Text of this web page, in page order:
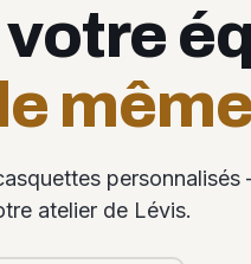
atelier de Lévis.